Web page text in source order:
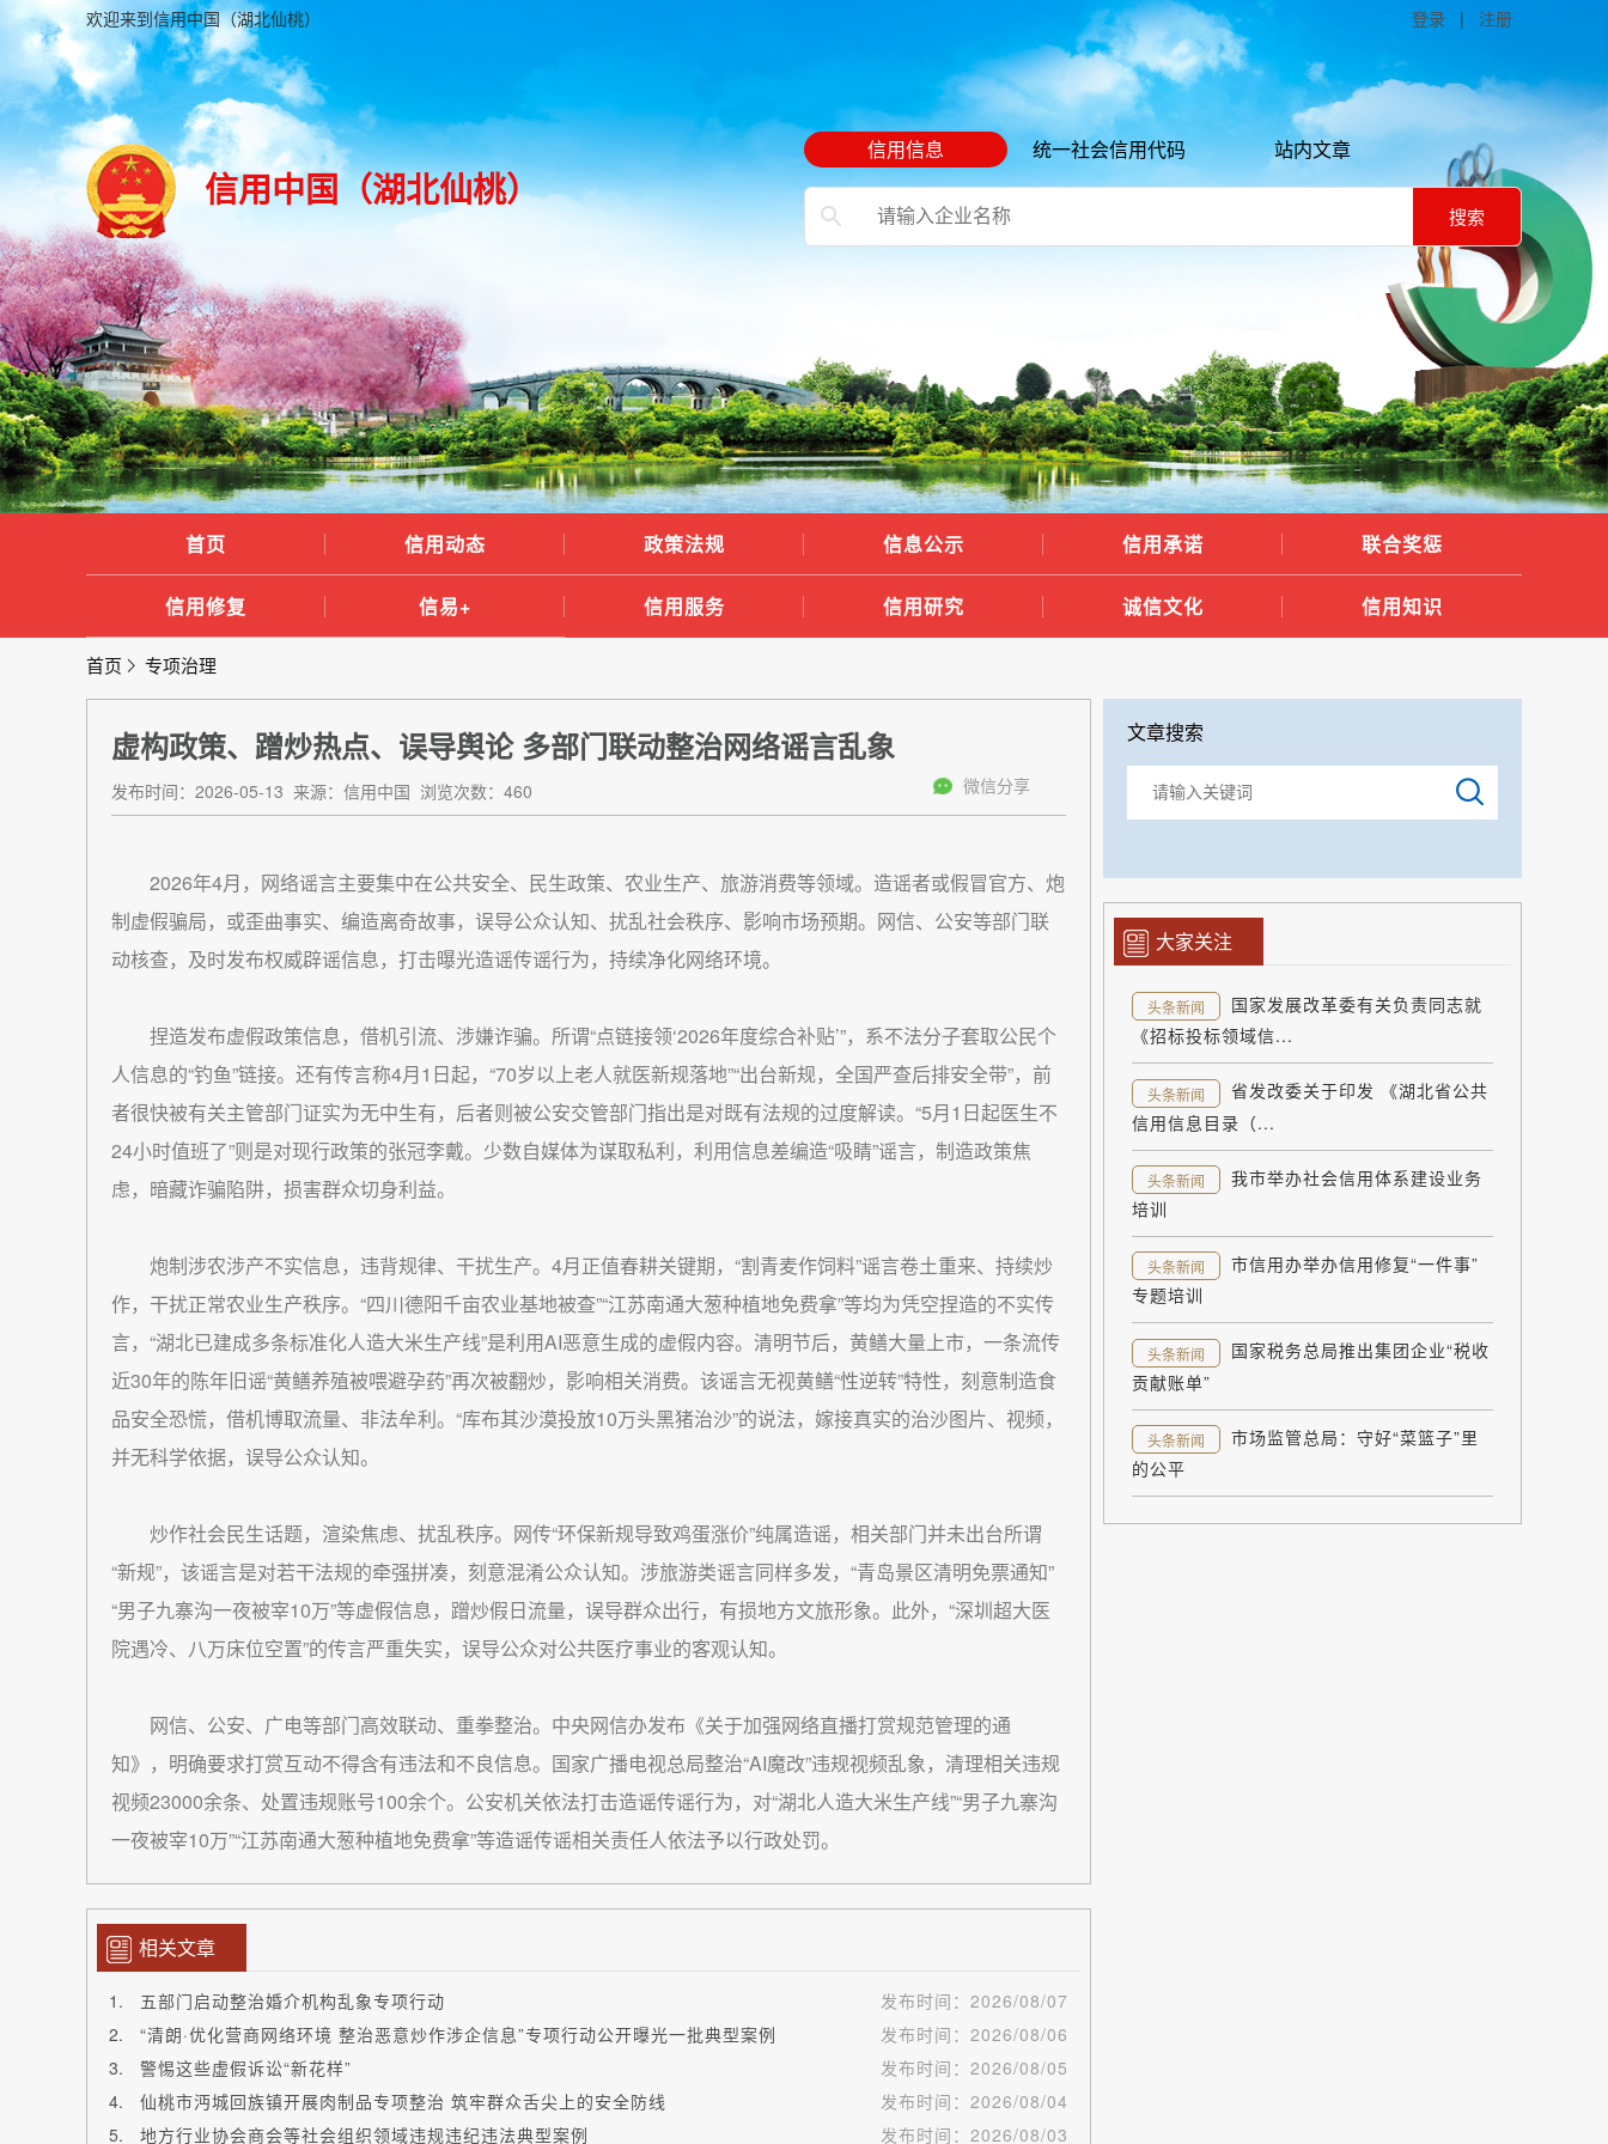
欢迎来到信用中国（湖北仙桃） 登录 | 注册
信用中国（湖北仙桃）
信用信息 统一社会信用代码 站内文章
搜索
首页 信用动态 政策法规 信息公示 信用承诺 联合奖惩
信用修复 信易+ 信用服务 信用研究 诚信文化 信用知识
首页 专项治理
虚构政策、蹭炒热点、误导舆论 多部门联动整治网络谣言乱象
发布时间：2026-05-13 来源：信用中国 浏览次数：460 微信分享
2026年4月，网络谣言主要集中在公共安全、民生政策、农业生产、旅游消费等领域。造谣者或假冒官方、炮
制虚假骗局，或歪曲事实、编造离奇故事，误导公众认知、扰乱社会秩序、影响市场预期。网信、公安等部门联
动核查，及时发布权威辟谣信息，打击曝光造谣传谣行为，持续净化网络环境。
捏造发布虚假政策信息，借机引流、涉嫌诈骗。所谓“点链接领‘2026年度综合补贴’”，系不法分子套取公民个
人信息的“钓鱼”链接。还有传言称4月1日起，“70岁以上老人就医新规落地”“出台新规，全国严查后排安全带”，前
者很快被有关主管部门证实为无中生有，后者则被公安交管部门指出是对既有法规的过度解读。“5月1日起医生不
24小时值班了”则是对现行政策的张冠李戴。少数自媒体为谋取私利，利用信息差编造“吸睛”谣言，制造政策焦
虑，暗藏诈骗陷阱，损害群众切身利益。
炮制涉农涉产不实信息，违背规律、干扰生产。4月正值春耕关键期，“割青麦作饲料”谣言卷土重来、持续炒
作，干扰正常农业生产秩序。“四川德阳千亩农业基地被查”“江苏南通大葱种植地免费拿”等均为凭空捏造的不实传
言，“湖北已建成多条标准化人造大米生产线”是利用AI恶意生成的虚假内容。清明节后，黄鳝大量上市，一条流传
近30年的陈年旧谣“黄鳝养殖被喂避孕药”再次被翻炒，影响相关消费。该谣言无视黄鳝“性逆转”特性，刻意制造食
品安全恐慌，借机博取流量、非法牟利。“库布其沙漠投放10万头黑猪治沙”的说法，嫁接真实的治沙图片、视频，
并无科学依据，误导公众认知。
炒作社会民生话题，渲染焦虑、扰乱秩序。网传“环保新规导致鸡蛋涨价”纯属造谣，相关部门并未出台所谓
“新规”，该谣言是对若干法规的牵强拼凑，刻意混淆公众认知。涉旅游类谣言同样多发，“青岛景区清明免票通知”
“男子九寨沟一夜被宰10万”等虚假信息，蹭炒假日流量，误导群众出行，有损地方文旅形象。此外，“深圳超大医
院遇冷、八万床位空置”的传言严重失实，误导公众对公共医疗事业的客观认知。
网信、公安、广电等部门高效联动、重拳整治。中央网信办发布《关于加强网络直播打赏规范管理的通
知》，明确要求打赏互动不得含有违法和不良信息。国家广播电视总局整治“AI魔改”违规视频乱象，清理相关违规
视频23000余条、处置违规账号100余个。公安机关依法打击造谣传谣行为，对“湖北人造大米生产线”“男子九寨沟
一夜被宰10万”“江苏南通大葱种植地免费拿”等造谣传谣相关责任人依法予以行政处罚。
相关文章
五部门启动整治婚介机构乱象专项行动 发布时间： 2026/08/07
“清朗·优化营商网络环境 整治恶意炒作涉企信息”专项行动公开曝光一批典型案例
发布时间： 2026/08/06
警惕这些虚假诉讼“新花样”
发布时间： 2026/08/05
仙桃市沔城回族镇开展肉制品专项整治 筑牢群众舌尖上的安全防线
发布时间： 2026/08/04
地方行业协会商会等社会组织领域违规违纪违法典型案例
发布时间： 2026/08/03
文章搜索
大家关注
头条新闻
国家发展改革委有关负责同志就
《招标投标领域信...
头条新闻
省发改委关于印发 《湖北省公共
信用信息目录（...
头条新闻
我市举办社会信用体系建设业务
培训
头条新闻
市信用办举办信用修复“一件事”
专题培训
头条新闻
国家税务总局推出集团企业“税收
贡献账单”
头条新闻
市场监管总局：守好“菜篮子”里
的公平